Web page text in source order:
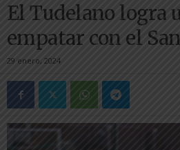
El Tudelano logra
empatar con el
29 enero, 2024